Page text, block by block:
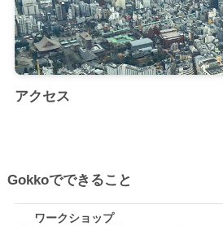
アクセス
Gokkoでできること
ワークショップ